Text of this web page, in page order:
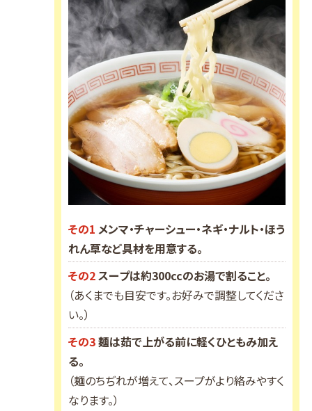
その1 メンマ・チャーシュー・ネギ・ナルト・ほう
れん草など具材を用意する。
その2スープは約300ccのお湯で割ること。
（あくまでも目安です。お好みで調整してくださ
い。）
その3麺は茹で上がる前に軽くひともみ加え
る。
（麺のちぢれが増えて、スープがより絡みやすく
なります。）